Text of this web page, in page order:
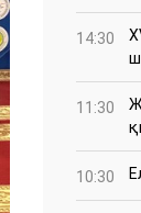
14:30
11:30
10:30